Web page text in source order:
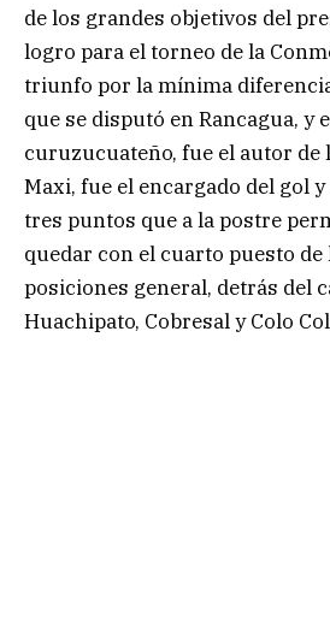
de los grandes objetivos del
logro para el torneo de la
triunfo por la mínima
que se disputó en Rancagua, y
curuzucuateño, fue el autor de
Maxi, fue el encargado del gol
tres puntos que a la postre
quedar con el cuarto puesto de
posiciones general, detrás del
Huachipato, Cobresal y Colo